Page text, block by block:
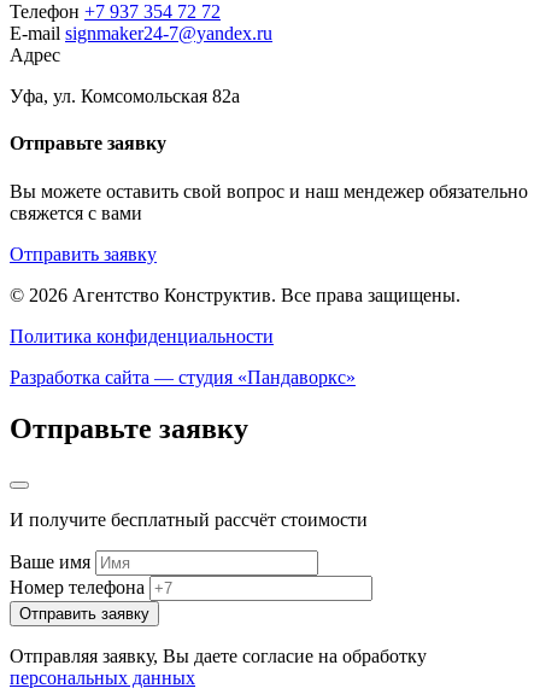
Телефон +7 937 354 72 72
E-mail signmaker24-7@yandex.ru
Адрес
Уфа, ул. Комсомольская 82а
Отправьте заявку
Вы можете оставить свой вопрос и наш мендежер обязательно
свяжется с вами
Отправить заявку
© 2026 Агентство Конструктив. Все права защищены.
Политика конфиденциальности
Разработка сайта — студия «Пандаворкс»
Отправьте заявку
И получите бесплатный рассчёт стоимости
Ваше имя
Номер телефона
Отправить заявку
Отправляя заявку, Вы даете согласие на обработку
персональных данных